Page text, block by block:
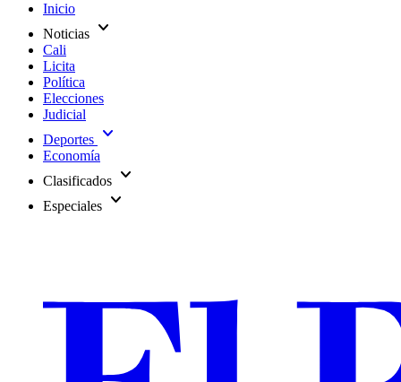
Inicio
Noticias expand_more
Cali
Licita
Política
Elecciones
Judicial
Deportes expand_more
Economía
Clasificados expand_more
Especiales expand_more